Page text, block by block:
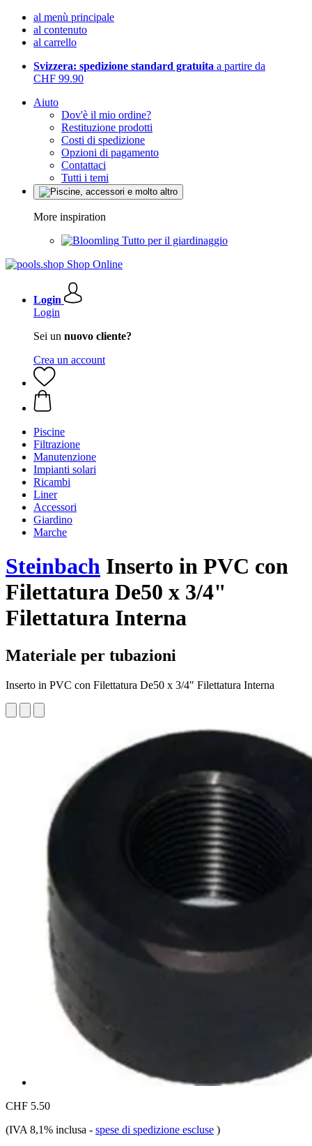
al menù principale
al contenuto
al carrello
Svizzera: spedizione standard gratuita a partire da
CHF 99.90
Aiuto
Dov'è il mio ordine?
Restituzione prodotti
Costi di spedizione
Opzioni di pagamento
Contattaci
Tutti i temi
More inspiration
Tutto per il giardinaggio
Login
Login
Sei un nuovo cliente?
Crea un account
Piscine
Filtrazione
Manutenzione
Impianti solari
Ricambi
Liner
Accessori
Giardino
Marche
Steinbach Inserto in PVC con
Filettatura De50 x 3/4"
Filettatura Interna
Materiale per tubazioni
Inserto in PVC con Filettatura De50 x 3/4" Filettatura Interna
CHF 5.50
(IVA 8,1% inclusa - spese di spedizione escluse )